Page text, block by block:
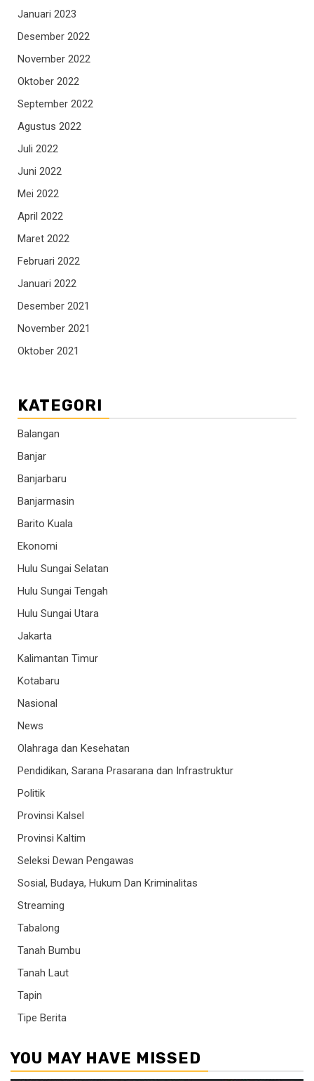
Januari 2023
Desember 2022
November 2022
Oktober 2022
September 2022
Agustus 2022
Juli 2022
Juni 2022
Mei 2022
April 2022
Maret 2022
Februari 2022
Januari 2022
Desember 2021
November 2021
Oktober 2021
KATEGORI
Balangan
Banjar
Banjarbaru
Banjarmasin
Barito Kuala
Ekonomi
Hulu Sungai Selatan
Hulu Sungai Tengah
Hulu Sungai Utara
Jakarta
Kalimantan Timur
Kotabaru
Nasional
News
Olahraga dan Kesehatan
Pendidikan, Sarana Prasarana dan Infrastruktur
Politik
Provinsi Kalsel
Provinsi Kaltim
Seleksi Dewan Pengawas
Sosial, Budaya, Hukum Dan Kriminalitas
Streaming
Tabalong
Tanah Bumbu
Tanah Laut
Tapin
Tipe Berita
YOU MAY HAVE MISSED